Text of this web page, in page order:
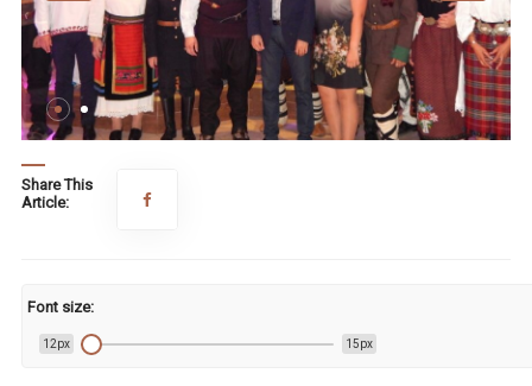
Share This
Article:
Font size:
12px 15px